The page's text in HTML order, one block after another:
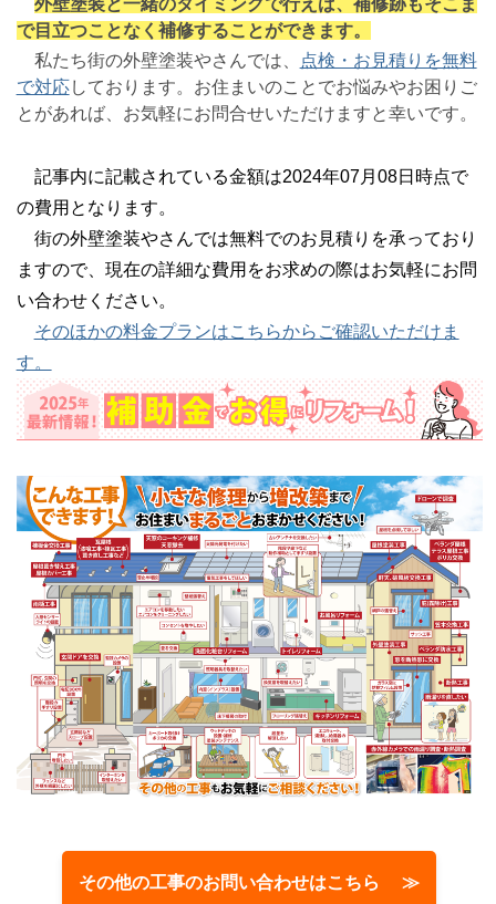
外壁塗装と一緒のタイミングで行えば、補修跡もそこま
で目立つことなく補修することができます。
私たち街の外壁塗装やさんでは、
点検・お見積りを無料
で対応しております。お住まいのことでお悩みやお困りご
とがあれば、お気軽にお問合せいただけますと幸いです。
記事内に記載されている金額は2024年07月08日時点で
の費用となります。
街の外壁塗装やさんでは無料でのお見積りを承っており
ますので、現在の詳細な費用をお求めの際はお気軽にお問
い合わせください。
そのほかの料金プランはこちらからご確認いただけま
す。
その他の工事のお問い合わせはこちら ≫